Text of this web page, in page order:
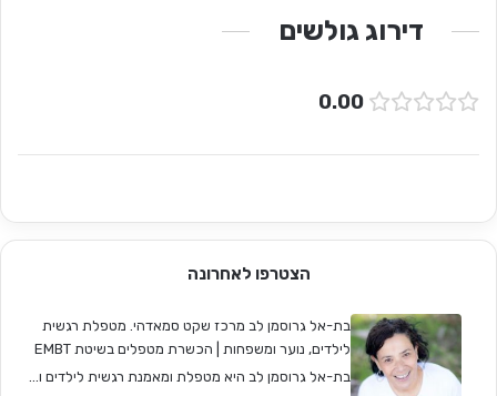
דירוג גולשים
0.00
הצטרפו לאחרונה
בת-אל גרוסמן לב מרכז שקט סמאדהי. מטפלת רגשית
לילדים, נוער ומשפחות | הכשרת מטפלים בשיטת EMBT
בת-אל גרוסמן לב היא מטפלת ומאמנת רגשית לילדים ו...